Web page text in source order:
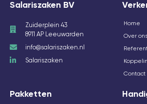
Salariszaken BV
Zuiderplein 43
8911 AP Leeuwarden
info@salariszaken.nl
Salariszaken
Home
Over
Contact
Pakketten